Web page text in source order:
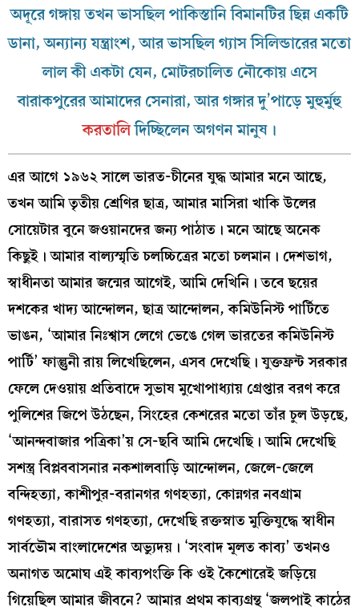
অদূরে গঙ্গায় তখন ভাসছিল পাকিস্তানি বিমানটির ছিন্ন একটি
ডানা, অন‍্যান‍্য যন্ত্রাংশ, আর ভাসছিল গ‍্যাস সিলিন্ডারের মতো
লাল কী একটা যেন, মোটরচালিত নৌকোয় এসে
বারাকপুরের আমাদের সেনারা, আর গঙ্গার দু’পাড়ে মুহুর্মুহু
করতালিদিচ্ছিলেন অগণন মানুষ।
এর আগে ১৯৬২ সালে ভারত-চীনের যুদ্ধ আমার মনে আছে,
তখন আমি তৃতীয় শ্রেণির ছাত্র, আমার মাসিরা খাকি উলের
সোয়েটার বুনে জওয়ানদের জন‍্য পাঠাত। মনে আছে অনেক
কিছুই। আমার বাল‍্যস্মৃতি চলচ্চিত্রের মতো চলমান। দেশভাগ,
স্বাধীনতা আমার জন্মের আগেই, আমি দেখিনি। তবে ছয়ের
দশকের খাদ‍্য আন্দোলন, ছাত্র আন্দোলন, কমিউনিস্ট পার্টিতে
ভাঙন, ‘আমার নিঃশ্বাস লেগে ভেঙে গেল ভারতের কমিউনিস্ট
পার্টি’ ফাল্গুনী রায় লিখেছিলেন, এসব দেখেছি। যুক্তফ্রন্ট সরকার
ফেলে দেওয়ায় প্রতিবাদে সুভাষ মুখোপাধ্যায় গ্রেপ্তার বরণ করে
পুলিশের জিপে উঠছেন, সিংহের কেশরের মতো তাঁর চুল উড়ছে,
‘আনন্দবাজার পত্রিকা’য় সে-ছবি আমি দেখেছি। আমি দেখেছি
সশস্ত্র বিপ্লববাসনার নকশালবাড়ি আন্দোলন, জেলে-জেলে
বন্দিহত‍্যা, কাশীপুর-বরানগর গণহত‍্যা, কোন্নগর নবগ্রাম
গণহত‍্যা, বারাসত গণহত‍্যা, দেখেছি রক্তস্নাত মুক্তিযুদ্ধে স্বাধীন
সার্বভৌম বাংলাদেশের অভ‍্যুদয়। ‘সংবাদ মূলত কাব‍্য’ তখনও
অনাগত অমোঘ এই কাব‍্যপংক্তি কি ওই কৈশোরেই জড়িয়ে
গিয়েছিল আমার জীবনে? আমার প্রথম কাব‍্যগ্রন্থ ‘জলপাই কাঠের